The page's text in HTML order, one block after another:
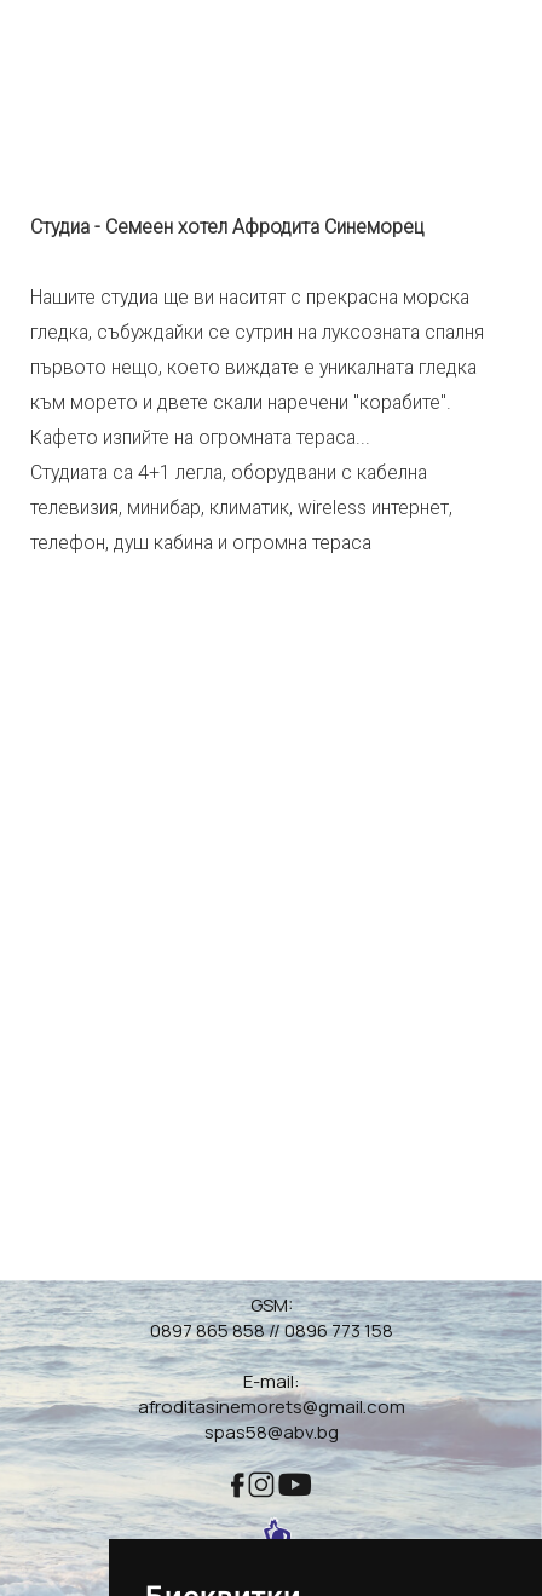
Студиа - Семеен хотел Афродита Синеморец
Нашите студиа ще ви наситят с прекрасна морска
гледка, събуждайки се сутрин на луксозната спалня
първото нещо, което виждате е уникалната гледка
към морето и двете скали наречени "корабите".
Кафето изпийте на огромната тераса...
Студиата са 4+1 легла, оборудвани с кабелна
телевизия, минибар, климатик, wireless интернет,
телефон, душ кабина и огромна тераса
GSM:
0897 865 858//0896 773 158
E-mail:
afroditasinemorets@gmail.com
spas58@abv.bg